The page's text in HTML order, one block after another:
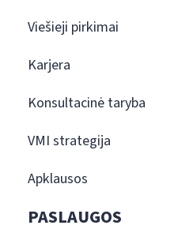
Viešieji pirkimai
Karjera
Konsultacinė taryba
VMI strategija
Apklausos
PASLAUGOS